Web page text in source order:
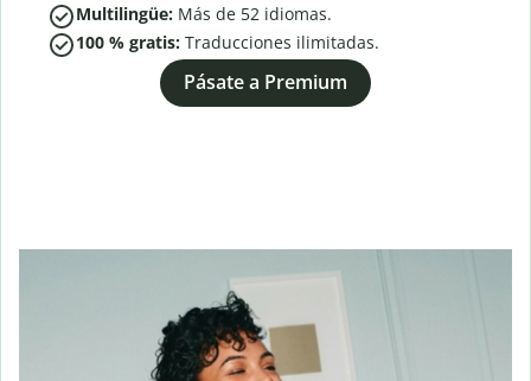
Multilingüe: Más de 52 idiomas.
100 % gratis: Traducciones ilimitadas.
Pásate a Premium